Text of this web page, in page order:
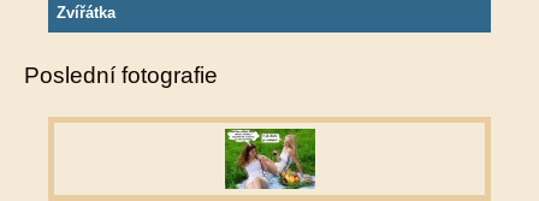
Zvířátka
Poslední fotografie